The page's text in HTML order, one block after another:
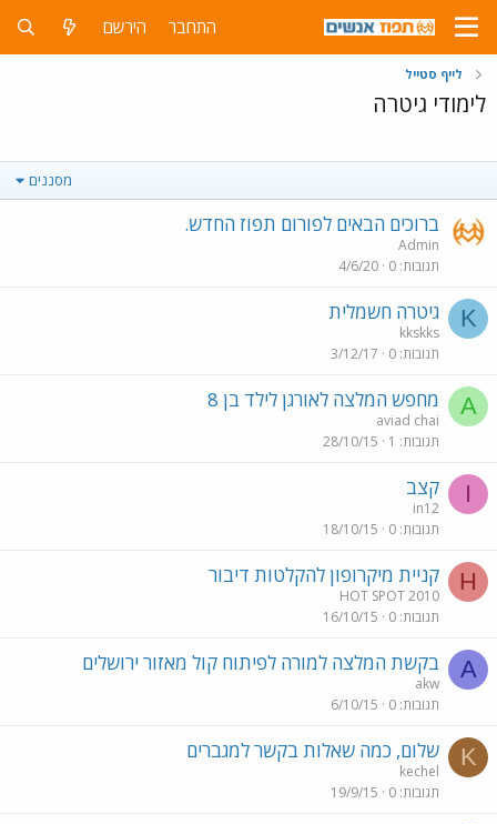
התחבר הירשם
לייף סטייל
לימודי גיטרה
מסננים
ברוכים הבאים לפורום תפוז החדש.
Admin
תגובות 0
4/6/20
K גיטרה חשמלית
kkskks
תגובות 0
3/12/17
A מחפש המלצה לאורגן לילד בן 8
aviad chai
תגובות 1
28/10/15
I קצב
in12
תגובות 0
18/10/15
H קניית מיקרופון להקלטות דיבור
HOT SPOT 2010
תגובות 0
16/10/15
A בקשת המלצה למורה לפיתוח קול מאזור ירושלים
akw
תגובות 0
6/10/15
K שלום, כמה שאלות בקשר למגברים
kechel
תגובות 0
19/9/15